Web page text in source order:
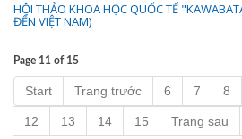
HỘI THẢO KHOA HỌC QUỐC TẾ
ĐẾN VIỆT NAM)
Page 11 of 15
Start Trang trước 6 7 8
12 13 14 15 Trang sau